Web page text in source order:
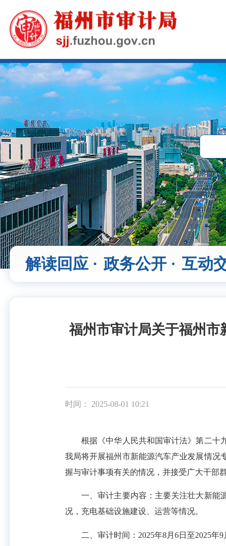
解读回应 · 政务公开 · 互动
福州市审计局关于福州
时间： 2025-08-01 10:21
根据《中华人民共和国审计法》第二十
我局将开展福州市新能源汽车产业发展情况
握与审计事项有关的情况，并接受广大干部
一、审计主要内容：主要关注壮大新能
况，充电基础设施建设、运营等情况。
二、审计时间：2025年8月6日至2025年9